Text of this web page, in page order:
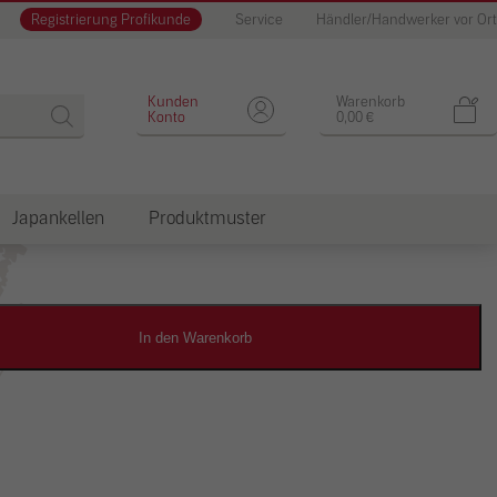
Registrierung Profikunde Service Händler/Handwerker vor Ort
Warenkorb
0,00 €
Kunden
Konto
Japankellen Produktmuster
Designputz
In den Warenkorb